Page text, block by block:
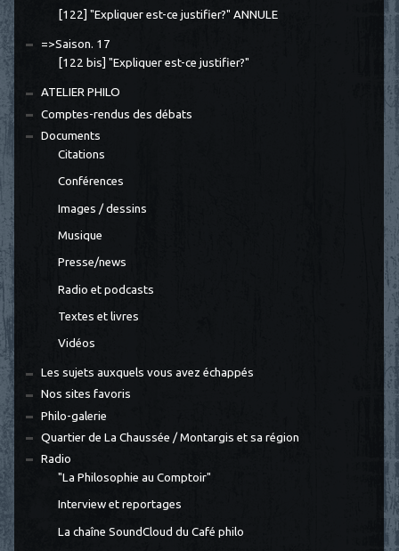
[122] "Expliquer est-ce justifier?" ANNULE
=>Saison. 17
[122 bis] "Expliquer est-ce justifier?"
ATELIER PHILO
Comptes-rendus des débats
Documents
Citations
Conférences
Images / dessins
Musique
Presse/news
Radio et podcasts
Textes et livres
Vidéos
Les sujets auxquels vous avez échappés
Nos sites favoris
Philo-galerie
Quartier de La Chaussée / Montargis et sa région
Radio
"La Philosophie au Comptoir"
Interview et reportages
La chaîne SoundCloud du Café philo